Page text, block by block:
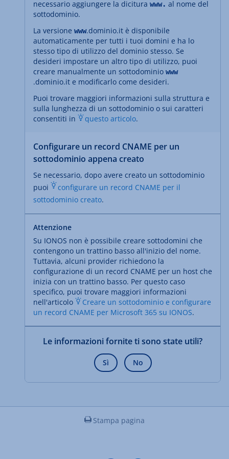
necessario aggiungere la dicitura www. al nome del
sottodominio.
La versione www.dominio.it è disponibile
automaticamente per tutti i tuoi domini e ha lo
stesso tipo di utilizzo del dominio stesso. Se
desideri impostare un altro tipo di utilizzo, puoi
creare manualmente un sottodominio www
.dominio.it e modificarlo come desideri.
Puoi trovare maggiori informazioni sulla struttura e
sulla lunghezza di un sottodominio o sui caratteri
consentiti in
questo articolo.
Configurare un record CNAME per un
sottodominio appena creato
Se necessario, dopo avere creato un sottodominio
puoi
configurare un record CNAME per il
sottodominio creato.
Attenzione
Su IONOS non è possibile creare sottodomini che
contengono un trattino basso all'inizio del nome.
Tuttavia, alcuni provider richiedono la
configurazione di un record CNAME per un host che
inizia con un trattino basso. Per questo caso
specifico, puoi trovare maggiori informazioni
nell'articolo
Creare un sottodominio e configurare
un record CNAME per Microsoft 365 su IONOS.
Le informazioni fornite ti sono state utili?
Sì No
Stampa pagina